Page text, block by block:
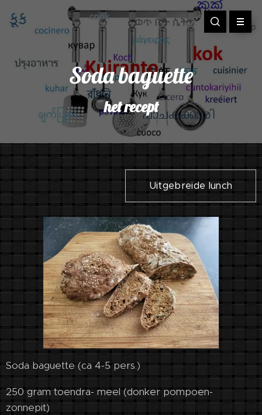
Soda baguette
het recept
Uitgebreide lunch
Soda baguette (ca 4-5 pers.)
250 gram toendra- meel (donker pompoen-
zonnepit)